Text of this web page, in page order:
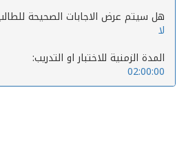
هل سيتم عرض الاجابات الصحيحة
لا
المدة الزمنية للاختبار او التدريب:
02:00:00